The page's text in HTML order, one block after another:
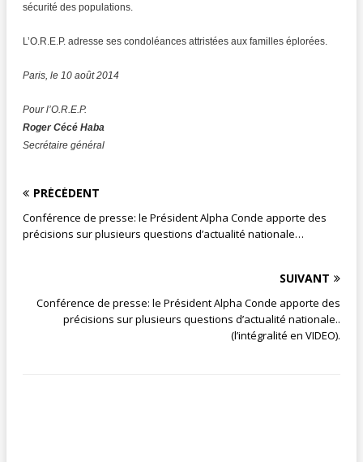
sécurité des populations.
L’O.R.E.P. adresse ses condoléances attristées aux familles éplorées.
Paris, le 10 août 2014
Pour l’O.R.E.P.
Roger Cécé Haba
Secrétaire général
PRÉCÉDENT
Conférence de presse: le Président Alpha Conde apporte des
précisions sur plusieurs questions d’actualité nationale…
SUIVANT
Conférence de presse: le Président Alpha Conde apporte des
précisions sur plusieurs questions d’actualité nationale..
(l’intégralité en VIDEO).